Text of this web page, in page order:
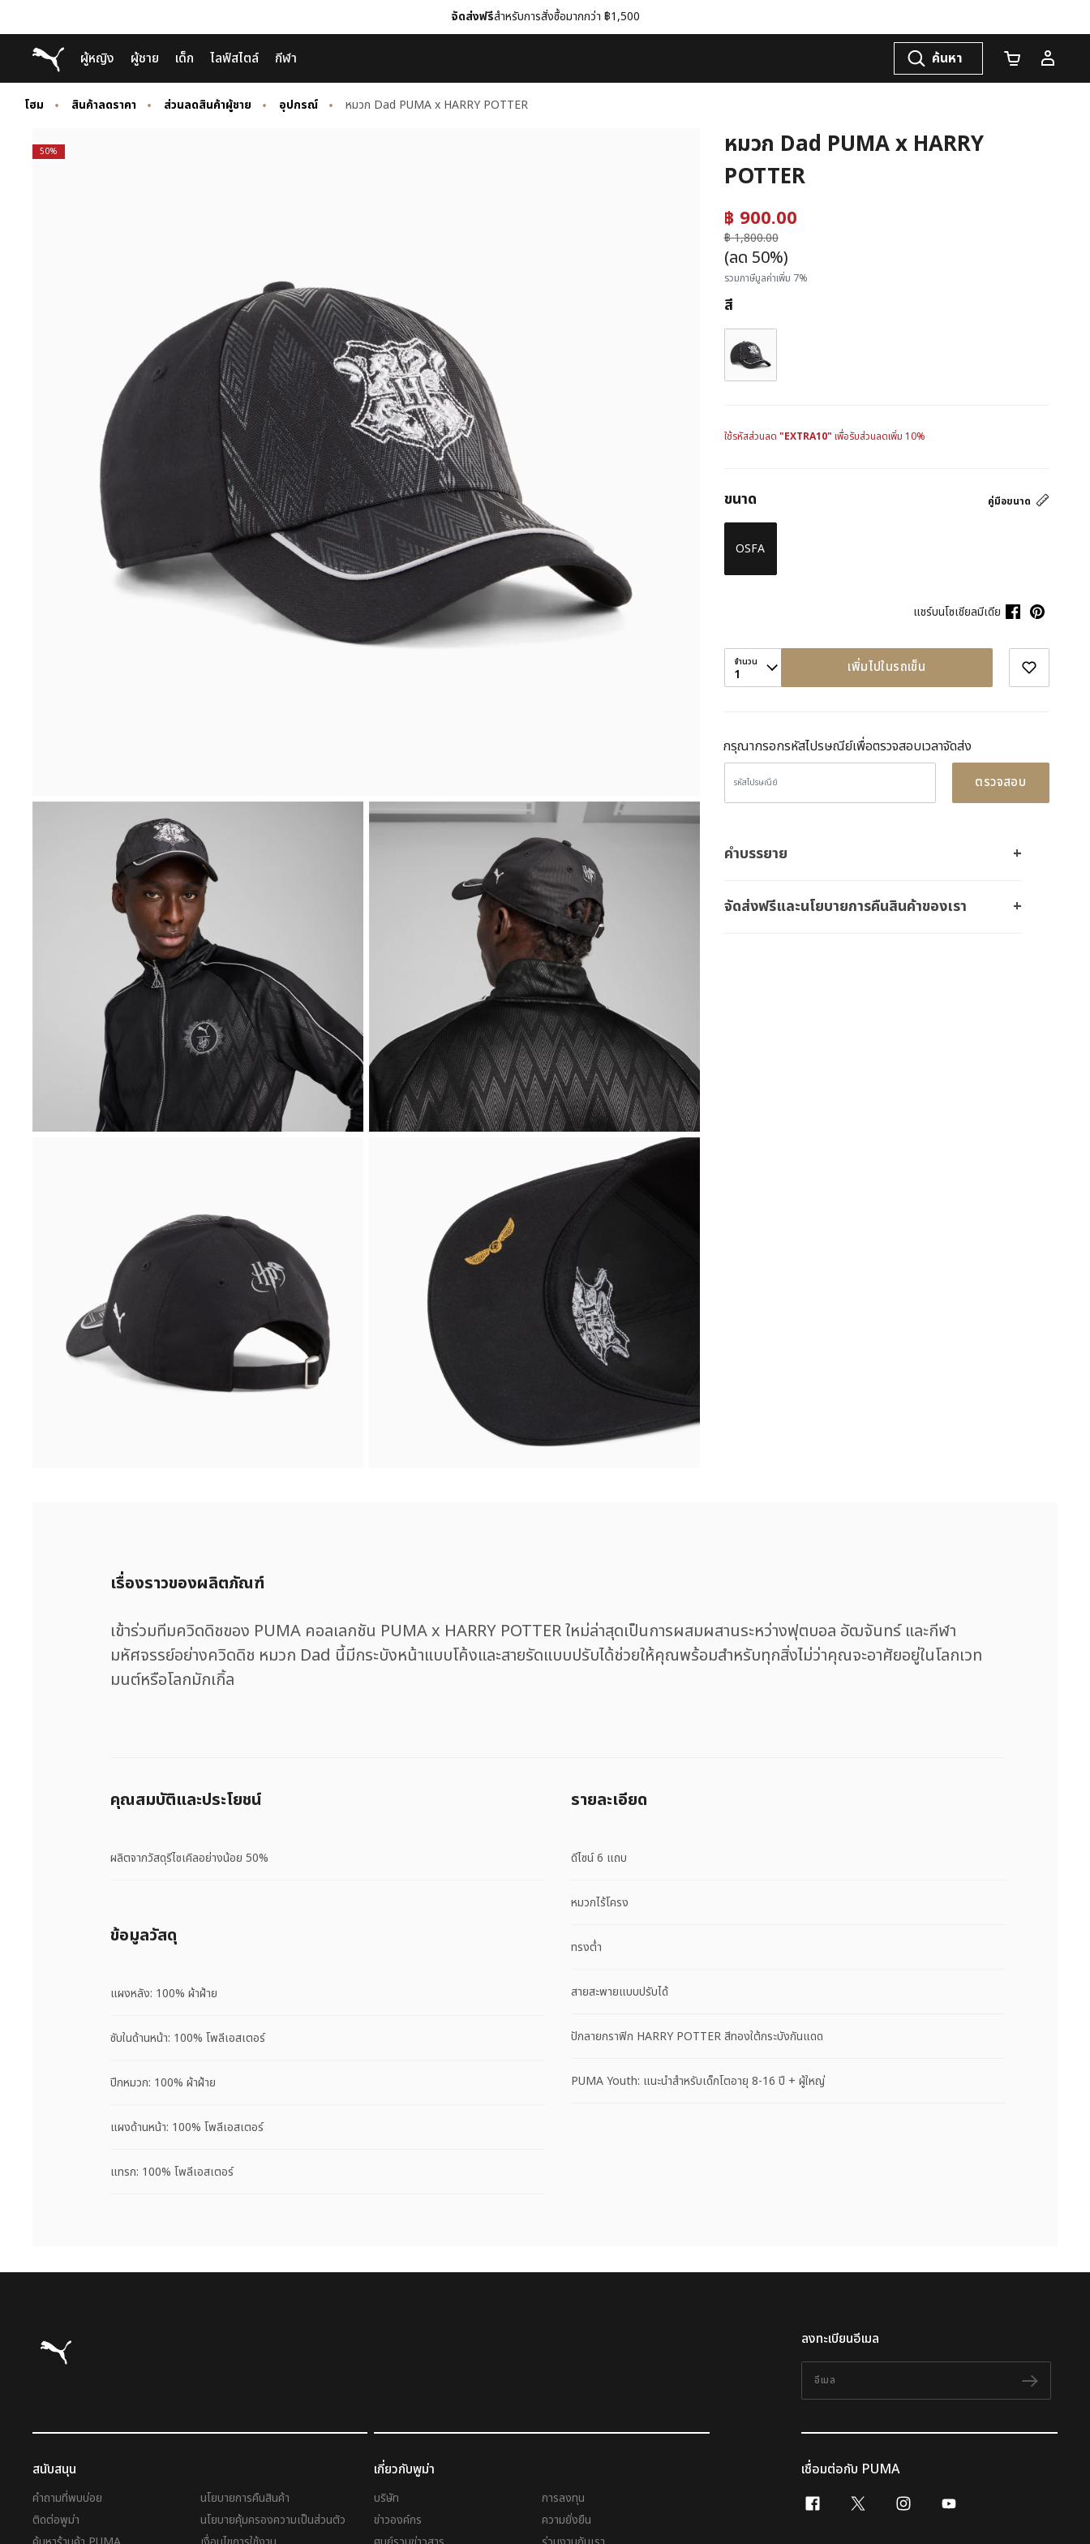
to
Main
content
to
Footer
Content
จัดส่งฟรีสำหรับการสั่งซื้อมากกว่า ฿1,500
Puma โฮม
ผู้หญิง ผู้ชาย เด็ก ไลฟ์สไตล์ กีฬา ค้นหา จำนวนรถเข็น
โฮม สินค้าลดราคา ส่วนลดสินค้าผู้ชาย อุปกรณ์ หมวก Dad PUMA x HARRY POTTER
50%
หมวก Dad PUMA x HARRY
POTTER
฿ 900.00ราคาลดลงจาก
฿ 1,800.00
ถึง
(ลด 50%)
รวมภาษีมูลค่าเพิ่ม 7%
สี
ใช้รหัสส่วนลด "EXTRA10" เพื่อรับส่วนลดเพิ่ม 10%
คู่มือขนาด
ขนาด
OSFA
แชร์บนโซเชียลมีเดีย
จำนวน
1 เพิ่มไปในรถเข็น
กรุณากรอกรหัสไปรษณีย์เพื่อตรวจสอบเวลาจัดส่ง
ตรวจสอบ
คำบรรยาย
จัดส่งฟรีและนโยบายการคืนสินค้าของเรา
เรื่องราวของผลิตภัณฑ์
เข้าร่วมทีมควิดดิชของ PUMA คอลเลกชัน PUMA x HARRY POTTER ใหม่ล่าสุดเป็นการผสมผสานระหว่างฟุตบอล อัฒจันทร์ และกีฬา
มหัศจรรย์อย่างควิดดิช หมวก Dad นี้มีกระบังหน้าแบบโค้งและสายรัดแบบปรับได้ช่วยให้คุณพร้อมสําหรับทุกสิ่งไม่ว่าคุณจะอาศัยอยู่ในโลกเวท
มนต์หรือโลกมักเกิ้ล
คุณสมบัติและประโยชน์
ผลิตจากวัสดุรีไซเคิลอย่างน้อย 50%
รายละเอียด
ดีไซน์ 6 แถบ
หมวกไร้โครง
ทรงต่ำ
สายสะพายแบบปรับได้
ปักลายกราฟิก HARRY POTTER สีทองใต้กระบังกันแดด
PUMA Youth: แนะนำสำหรับเด็กโตอายุ 8-16 ปี + ผู้ใหญ่
ข้อมูลวัสดุ
แผงหลัง: 100% ผ้าฝ้าย
ซับในด้านหน้า: 100% โพลีเอสเตอร์
ปีกหมวก: 100% ผ้าฝ้าย
แผงด้านหน้า: 100% โพลีเอสเตอร์
แทรก: 100% โพลีเอสเตอร์
Puma โฮม
ลงทะเบียนอีเมล
อีเมล
ติดตาม
สนับสนุน
คำถามที่พบบ่อย
ติดต่อพูม่า
นโยบายการคืนสินค้า
นโยบายคุ้มครองความเป็นส่วนตัว
เกี่ยวกับพูม่า
บริษัท
ข่าวองค์กร
การลงทุน
ความยั่งยืน
เชื่อมต่อกับ PUMA
facebook
x-twitterinstagram
youtube